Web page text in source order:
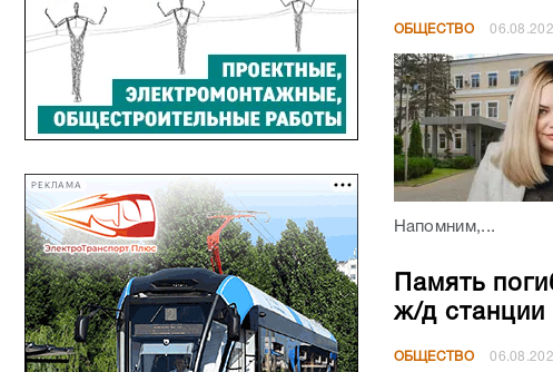
РЕКЛАМА
ОБЩЕСТВО
Напомним,...
Память
ж/д станции
ОБЩЕСТВО